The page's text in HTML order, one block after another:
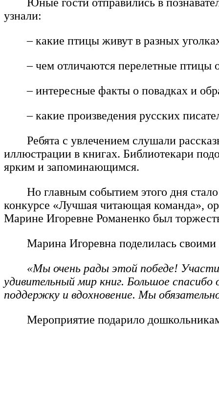
узнали:
– какие птицы живут в разных
– чем отличаются перелетные
– интересные факты о повадках и
– какие произведения русских
Ребята с увлечением слушали
иллюстрации в книгах. Библиотекари
ярким и запоминающимся.
Но главным событием этого дня
конкурсе «Лучшая читающая команда»,
Марине Игоревне Романенко был
Марина Игоревна поделилась своими
«Мы очень рады этой победе!
удивительный мир книг. Большое
поддержку и вдохновение. Мы
Мероприятие подарило